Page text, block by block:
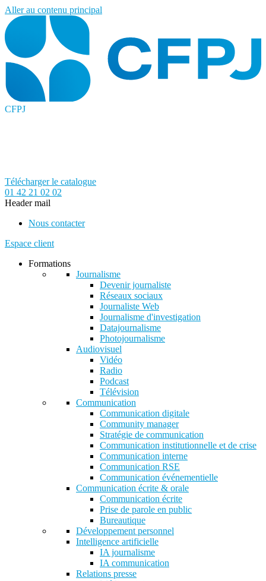
Aller au contenu principal
CFPJ
Télécharger le catalogue
01 42 21 02 02
Header mail
Nous contacter
Espace client
Formations
Journalisme
Devenir journaliste
Réseaux sociaux
Journaliste Web
Journalisme d'investigation
Datajournalisme
Photojournalisme
Audiovisuel
Vidéo
Radio
Podcast
Télévision
Communication
Communication digitale
Community manager
Stratégie de communication
Communication institutionnelle et de crise
Communication interne
Communication RSE
Communication événementielle
Communication écrite & orale
Communication écrite
Prise de parole en public
Bureautique
Développement personnel
Intelligence artificielle
IA journalisme
IA communication
Relations presse